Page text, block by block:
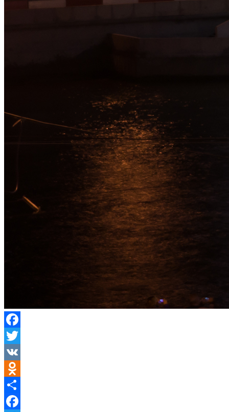
Facebook
Twitter
VK
Odnoklassniki
Отправить